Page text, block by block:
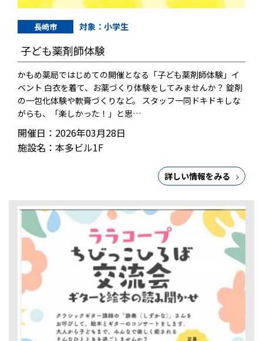
長崎市 対象：小学生
子ども薬剤師体験
かもめ薬局ではじめての開催となる「子ども薬剤師体験」イ
ベント 白衣を着て、お薬づくり体験をしてみませんか？ 錠剤
の一包化体験や軟膏づくりなど。 スタッフ一同ドキドキしな
がらも、「楽しかった！」と思…
開催日：2026年03月28日
施設名：本多ビル1F
詳しい情報をみる